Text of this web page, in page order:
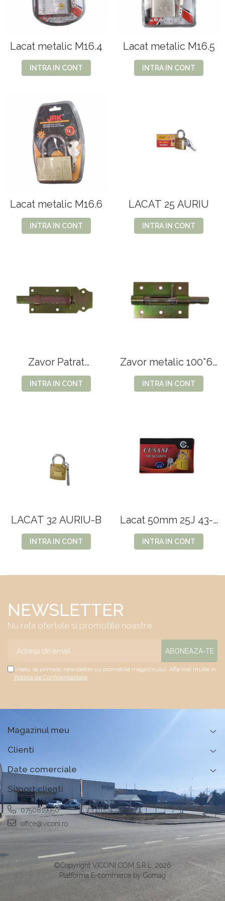
Lacat metalic M16.4
INTRA IN CONT
Lacat metalic M16.5
INTRA IN CONT
Lacat metalic M16.6
INTRA IN CONT
LACAT 25 AURIU
INTRA IN CONT
Zavor Patrat
120x50mm 5``
INTRA IN CONT
Zavor metalic 100*67
25A 2-11
INTRA IN CONT
LACAT 32 AURIU-B
INTRA IN CONT
Lacat 50mm 25J 43-2
GUSANI 29.2
INTRA IN CONT
NEWSLETTER
Nu rata ofertele si promotiile noastre
Vreau sa primesc newsletter cu promotiile magazinului. Afla mai multe in
Politica de Confidentialitate
Magazinul meu
Clienti
Date comerciale
Suport clienti
0750819950
office@viconi.ro
©Copyright VICONI COM S.R.L. 2026
Platforma E-commerce by Gomag